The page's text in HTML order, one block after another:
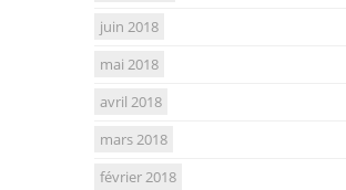
juin 2018
mai 2018
avril 2018
mars 2018
février 2018